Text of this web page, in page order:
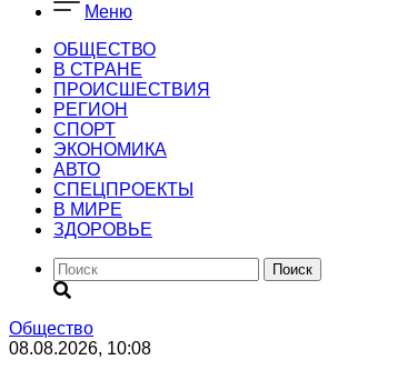
Меню
ОБЩЕСТВО
В СТРАНЕ
ПРОИСШЕСТВИЯ
РЕГИОН
CПОРТ
ЭКОНОМИКА
АВТО
СПЕЦПРОЕКТЫ
В МИРЕ
ЗДОРОВЬЕ
Поиск
Общество
08.08.2026, 10:08